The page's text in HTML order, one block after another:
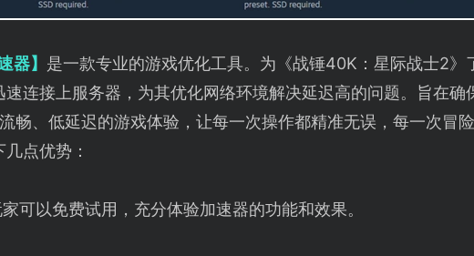
器】 是一款专业的游戏优化工具。为《战锤40K：星际战士2》
连接上服务器，为其优化网络环境解决延迟高的问题。旨在确
畅、低延迟的游戏体验，让每一次操作都精准无误，每一次冒
点优势：
可以免费试用，充分体验加速器的功能和效果。